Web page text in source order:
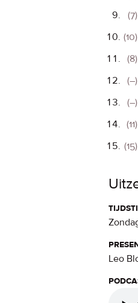
(7)
(10)
(8)
(–)
(–)
(11)
(15)
Leo